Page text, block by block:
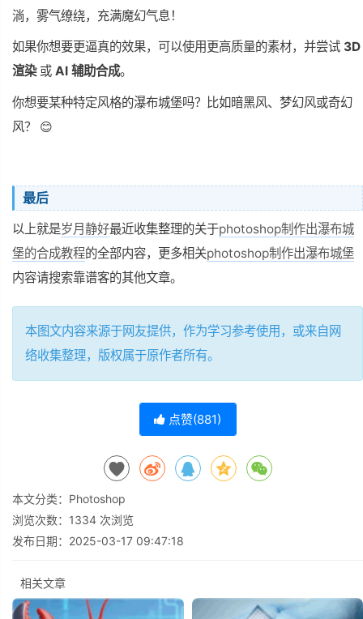
淌，雾气缭绕，充满魔幻气息！
如果你想要更逼真的效果，可以使用更高质量的素材，并尝试 3D
渲染或 AI 辅助合成。
你想要某种特定风格的瀑布城堡吗？比如暗黑风、梦幻风或奇幻
风？ 😊
最后
以上就是岁月静好最近收集整理的关于photoshop制作出瀑布城
堡的合成教程的全部内容，更多相关photoshop制作出瀑布城堡
内容请搜索靠谱客的其他文章。
本图文内容来源于网友提供，作为学习参考使用，或来自网
络收集整理，版权属于原作者所有。
点赞(881)
本文分类： Photoshop
浏览次数： 1334 次浏览
发布日期：2025-03-17 09:47:18
相关文章